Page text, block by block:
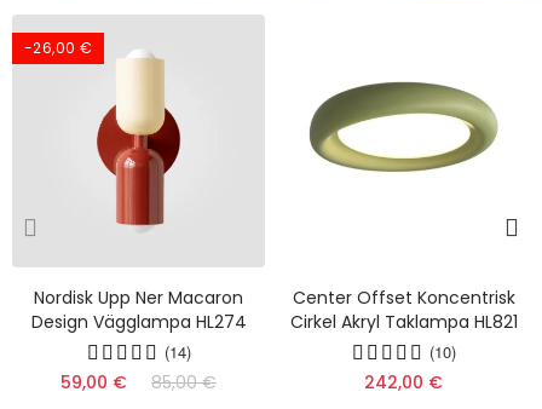
-26,00 €
Nordisk Upp Ner Macaron
Design Vägglampa HL274
(14)
59,00 € 85,00 €
Center Offset Koncentrisk
Cirkel Akryl Taklampa HL821
(10)
242,00 €